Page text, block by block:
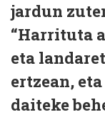
jardun
“Harrituta
eta
ertzean,
daiteke